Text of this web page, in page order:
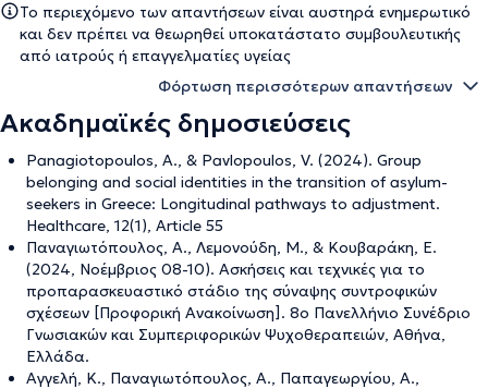
Το περιεχόμενο των απαντήσεων είναι αυστηρά ενημερωτικό
και δεν πρέπει να θεωρηθεί υποκατάστατο συμβουλευτικής
από ιατρούς ή επαγγελματίες υγείας
Φόρτωση περισσότερων απαντήσεων
Ακαδημαϊκές δημοσιεύσεις
Panagiotopoulos, A., & Pavlopoulos, V. (2024). Group
belonging and social identities in the transition of asylum-
seekers in Greece: Longitudinal pathways to adjustment.
Healthcare, 12(1), Article 55
Παναγιωτόπουλος, Α., Λεμονούδη, Μ., & Κουβαράκη, Ε.
(2024, Νοέμβριος 08-10). Ασκήσεις και τεχνικές για το
προπαρασκευαστικό στάδιο της σύναψης συντροφικών
σχέσεων [Προφορική Ανακοίνωση]. 8ο Πανελλήνιο Συνέδριο
Γνωσιακών και Συμπεριφορικών Ψυχοθεραπειών, Αθήνα,
Ελλάδα.
Αγγελή, Κ., Παναγιωτόπουλος, Α., Παπαγεωργίου, Α.,